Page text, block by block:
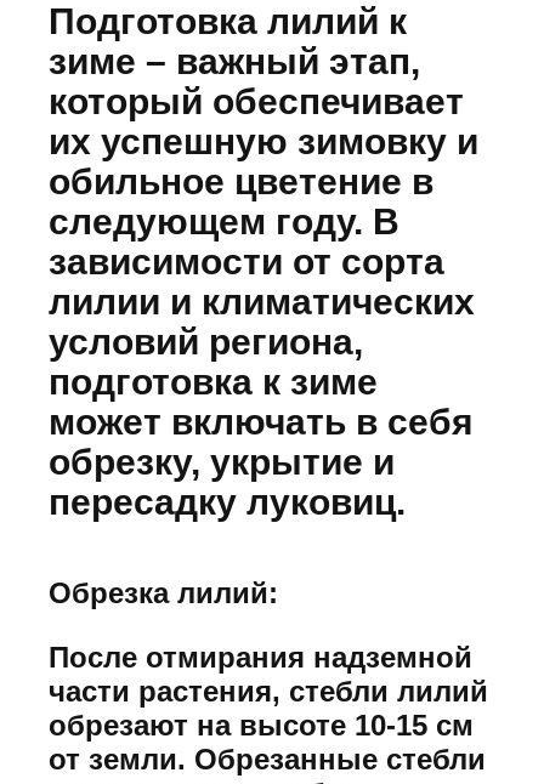
Подготовка лилий к
зиме – важный этап,
который обеспечивает
их успешную зимовку и
обильное цветение в
следующем году. В
зависимости от сорта
лилии и климатических
условий региона,
подготовка к зиме
может включать в себя
обрезку, укрытие и
пересадку луковиц.
Обрезка лилий:
После отмирания надземной
части растения, стебли лилий
обрезают на высоте 10-15 см
от земли. Обрезанные стебли